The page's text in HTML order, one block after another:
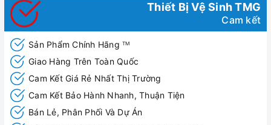
Thiết Bị Vệ Sinh TMG
Cam kết
Sản Phẩm Chính Hãng TM
Giao Hàng Trên Toàn Quốc
Cam Kết Giá Rẻ Nhất Thị Trường
Cam Kết Bảo Hành Nhanh, Thuận Tiện
Bán Lẻ, Phân Phối Và Dự Án